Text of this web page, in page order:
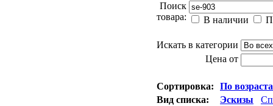
Поиск
товара:
В наличии
Искать в категории
Цена от
Сортировка:
По
Вид списка:
Эскизы